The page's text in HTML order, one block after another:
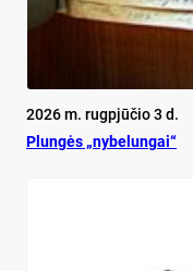
2026 m. rugpjūčio 3 d.
Plun­gės „ny­be­lun­gai“